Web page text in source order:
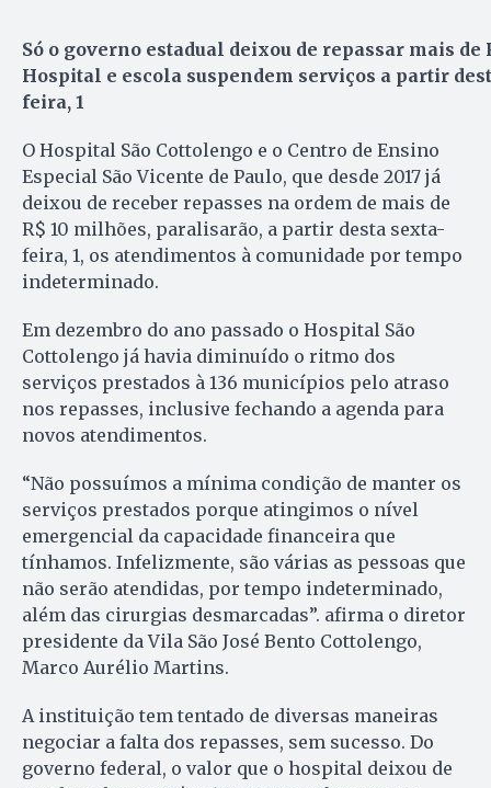
Só o governo estadual deixou de repassar mais de
Hospital e escola suspendem serviços a partir
feira, 1
O Hospital São Cottolengo e o Centro de Ensino
Especial São Vicente de Paulo, que desde 2017 já
deixou de receber repasses na ordem de mais de
R$ 10 milhões, paralisarão, a partir desta sexta-
feira, 1, os atendimentos à comunidade por tempo
indeterminado.
Em dezembro do ano passado o Hospital São
Cottolengo já havia diminuído o ritmo dos
serviços prestados à 136 municípios pelo atraso
nos repasses, inclusive fechando a agenda para
novos atendimentos.
“Não possuímos a mínima condição de manter os
serviços prestados porque atingimos o nível
emergencial da capacidade financeira que
tínhamos. Infelizmente, são várias as pessoas que
não serão atendidas, por tempo indeterminado,
além das cirurgias desmarcadas”. afirma o diretor
presidente da Vila São José Bento Cottolengo,
Marco Aurélio Martins.
A instituição tem tentado de diversas maneiras
negociar a falta dos repasses, sem sucesso. Do
governo federal, o valor que o hospital deixou de